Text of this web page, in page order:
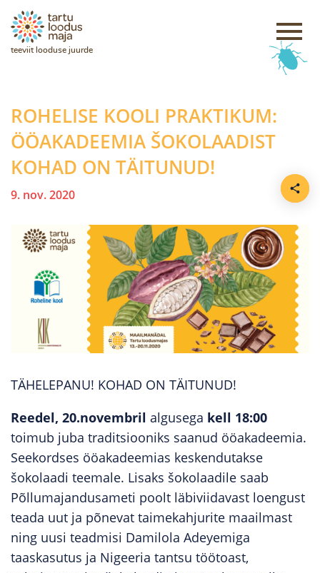
teeviit looduse juurde
ROHELISE KOOLI PRAKTIKUM:
ÖÖAKADEEMIA ŠOKOLAADIST
KOHAD ON TÄITUNUD!
9. nov. 2020
TÄHELEPANU! KOHAD ON TÄITUNUD!
Reedel, 20.novembril algusega kell 18:00
toimub juba traditsiooniks saanud ööakadeemia.
Seekordses ööakadeemias keskendutakse
šokolaadi teemale. Lisaks šokolaadile saab
Põllumajandusameti poolt läbiviidavast loengust
teada uut ja põnevat taimekahjurite maailmast
ning uusi teadmisi Damilola Adeyemiga
taaskasutus ja Nigeeria tantsu töötoast,